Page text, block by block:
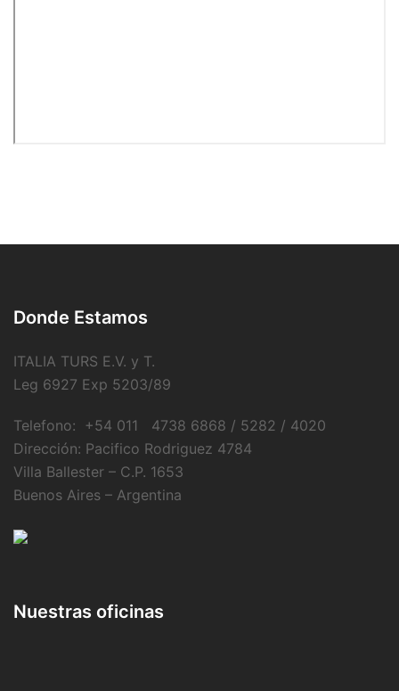
Donde Estamos
ITALIA TURS E.V. y T.
Leg 6927 Exp 5203/89
Telefono: +54 011 4738 6868 / 5282 / 4020
Dirección: Pacifico Rodriguez 4784
Villa Ballester – C.P. 1653
Buenos Aires – Argentina
Nuestras oficinas